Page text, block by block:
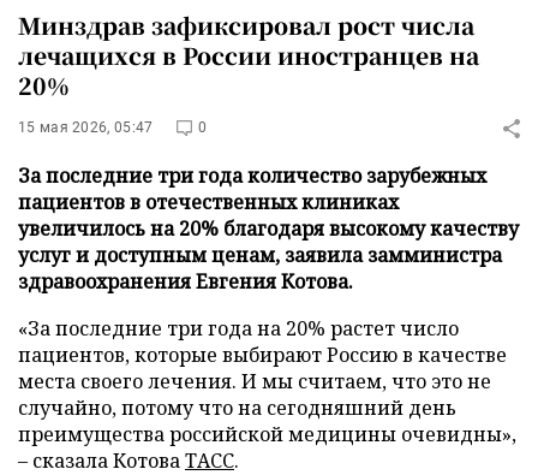
Минздрав зафиксировал рост числа
лечащихся в России иностранцев на
20%
15 мая 2026, 05:47 0
За последние три года количество зарубежных
пациентов в отечественных клиниках
увеличилось на 20% благодаря высокому качеству
услуг и доступным ценам, заявила замминистра
здравоохранения Евгения Котова.
«За последние три года на 20% растет число
пациентов, которые выбирают Россию в качестве
места своего лечения. И мы считаем, что это не
случайно, потому что на сегодняшний день
преимущества российской медицины очевидны»,
– сказала КотоваТАСС.